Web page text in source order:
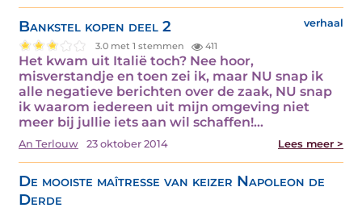
Bankstel kopen deel 2 verhaal
3.0 met 1 stemmen 411
Het kwam uit Italië toch? Nee hoor,
misverstandje en toen zei ik, maar NU snap ik
alle negatieve berichten over de zaak, NU snap
ik waarom iedereen uit mijn omgeving niet
meer bij jullie iets aan wil schaffen!…
An Terlouw 23 oktober 2014 Lees meer >
De mooiste maîtresse van keizer Napoleon de
Derde